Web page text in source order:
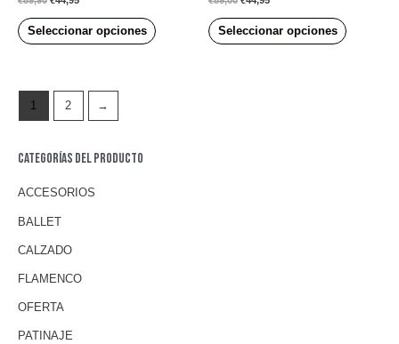
Categorías del producto
ACCESORIOS
BALLET
CALZADO
FLAMENCO
OFERTA
PATINAJE
de
5
Seleccionar opciones
de
5
Seleccionar opciones
1 2 →